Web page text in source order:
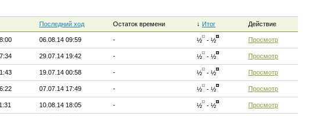
Последний ход Остаток времени ↓ Итог Действие
06.08.14 09:59 - ½ - ½ Просмотр
29.07.14 19:42 - ½ - ½ Просмотр
19.07.14 00:58 - ½ - ½ Просмотр
07.07.14 17:49 - ½ - ½ Просмотр
10.08.14 18:05 - ½ - ½ Просмотр